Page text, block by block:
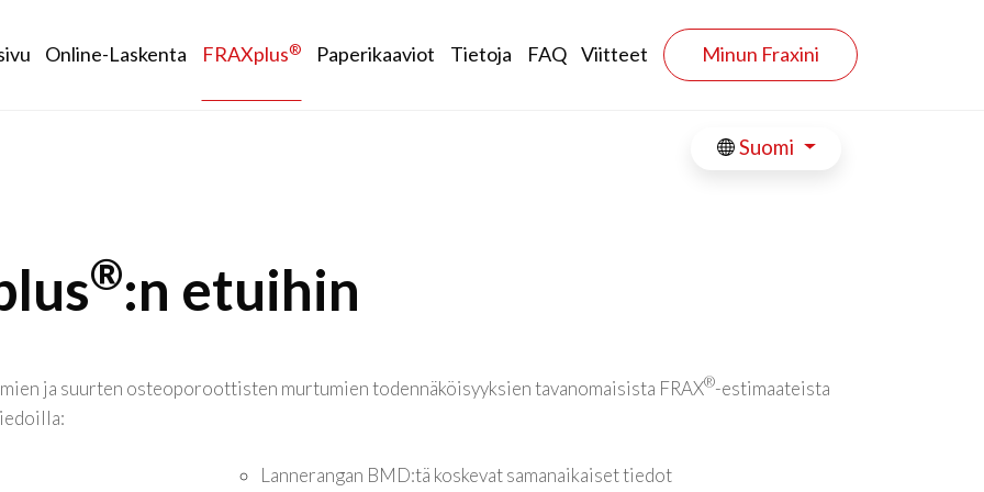
navigation
Online-Laskenta FRAXplus® Paperikaaviot Tietoja FAQ Viitteet Minun Fraxini
Suomi
®:n etuihin
ja suurten osteoporoottisten murtumien todennäköisyyksien tavanomaisista FRAX®-estimaateista
Lannerangan BMD:tä koskevat samanaikaiset tiedot